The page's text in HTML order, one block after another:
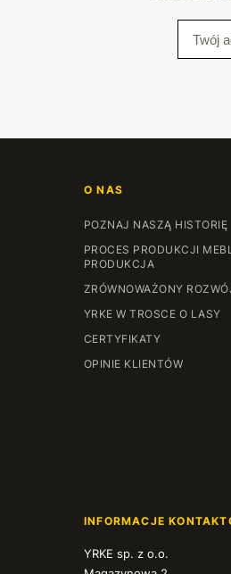
O NAS
POZNAJ NASZĄ HISTORIĘ
PROCES PRODUKCJI
PRODUKCJA
ZRÓWNOWAŻONY
YRKE W TROSCE O LASY
CERTYFIKATY
OPINIE KLIENTÓW
INFORMACJE
YRKE sp. z o.o.